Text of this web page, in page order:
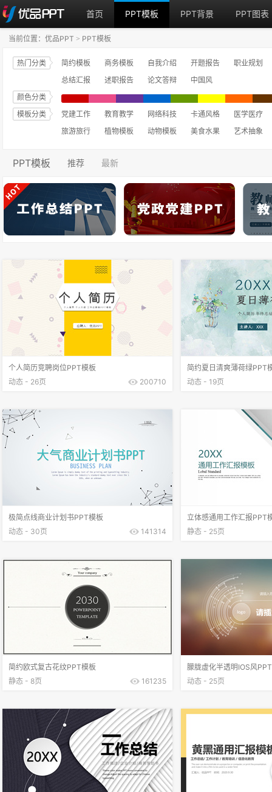
首页 PPT模板 PPT背景 PPT图表
当前位置： 优品PPT > PPT模板
热门分类 简约模板 商务模板 自我介绍 开题报告
职业规划
总结汇报
述职报告 论文答辩
中国风
颜色分类
模板分类
党建工作 教育教学 网络科技 卡通风格
医学医疗
旅游旅行
植物模板 动物模板 美食水果 艺术抽象
PPT模板 推荐 最新
个人简历竞聘岗位PPT模板
动态 - 26页
200710
简约夏日清爽薄荷绿PPT
动态 - 19页
极简点线商业计划书PPT模板
动态 - 30页
141314
立体感通用工作汇报PPT
静态 - 25页
简约欧式复古花纹PPT模板
静态 - 8页
161235
朦胧虚化半透明IOS风
动态 - 25页